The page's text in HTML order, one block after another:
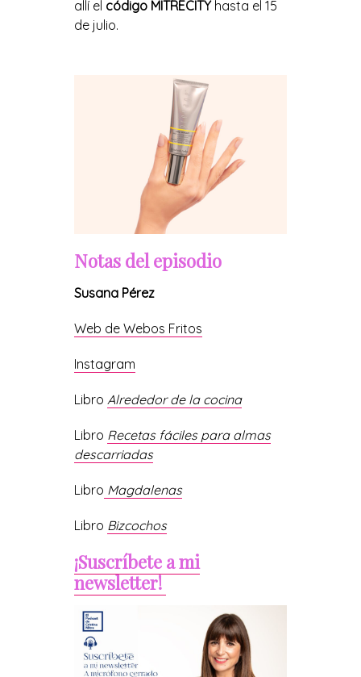
allí el código MITRECITYhasta el 15
de julio.
Notas del episodio
Susana Pérez
Web de Webos Fritos
Instagram
Libro Alrededor de la cocina
Libro Recetas fáciles para almas
descarriadas
Libro Magdalenas
Libro Bizcochos
¡Suscríbete a mi
newsletter!